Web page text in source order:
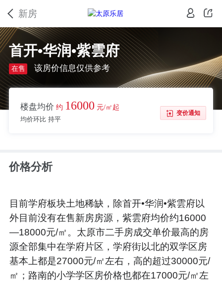
新房
首开•华润•紫雲府
在售 该房价信息仅供参考
楼盘均价 约 16000 元/㎡起
均价环比 持平
变价通知
价格分析
目前学府板块土地稀缺，除首开•华润•紫雲府以
外目前没有在售新房房源，紫雲府均价约16000
—18000元/㎡。太原市二手房成交单价最高的房
源全部集中在学府片区，学府街以北的双学区房
基本上都是27000元/㎡左右，高的超过30000元/
㎡；路南的小学学区房价格也都在17000元/㎡左